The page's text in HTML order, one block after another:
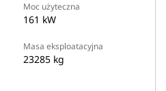
Moc użyteczna
161 kW
Masa eksploatacyjna
23285 kg